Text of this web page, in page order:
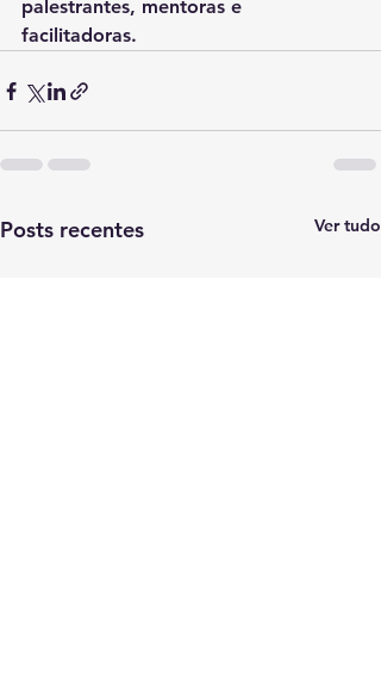
palestrantes, mentoras e
facilitadoras.
Posts recentes Ver tudo